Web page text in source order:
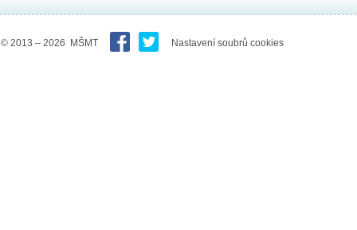
© 2013 – 2026 MŠMT Nastavení soubrů cookies